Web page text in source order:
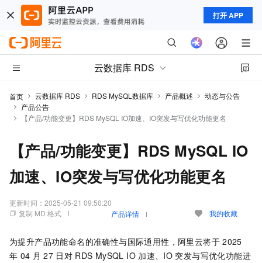
打开 APP
云数据库 RDS
首页 云数据库 RDS RDS MySQL数据库 产品概述
动态与公告
产品公告
【产品/功能变更】RDS MySQL IO加速、IO突发与写优化功能更名
【产品/功能变更】RDS MySQL IO
加速、IO突发与写优化功能更名
更新时间： 2025-05-21 09:50:20
复制 MD 格式
产品详情 我的收藏
为提升产品功能命名的准确性与国际通用性，阿里云将于 2025
年 04 月 27 日对 RDS MySQL IO 加速、IO 突发与写优化功能进